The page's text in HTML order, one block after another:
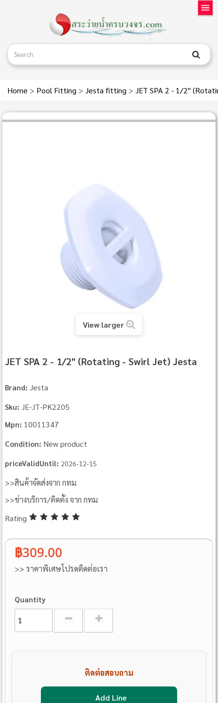
Home > Pool Fitting > Jesta fitting > JET SPA 2 - 1/2"
View larger
JET SPA 2 - 1/2" (Rotating - Swirl Jet) Jesta
Brand: Jesta
Sku: JE-JT-PK2205
Mpn: 10011347
Condition: New product
priceValidUntil: 2026-12-15
>>สินค้าจัดส่งจาก กทม
>>ช่างบริการ/ติดตั้ง จาก กทม
Rating
฿309.00
>> ราคาพิเศษโปรดติดต่อเรา
Quantity
ติดต่อสอบถาม
Add Line